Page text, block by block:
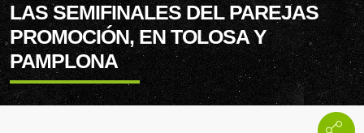
LAS SEMIFINALES DEL PAREJAS
PROMOCIÓN, EN TOLOSA Y
PAMPLONA